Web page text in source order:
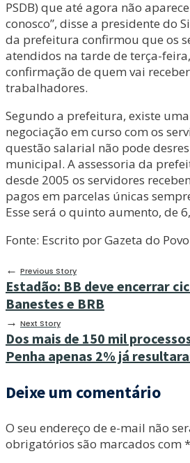
PSDB) que até agora não
conosco”, disse a presidente do
da prefeitura confirmou que os
atendidos na tarde de terça-
confirmação de quem vai
trabalhadores.
Segundo a prefeitura, existe
negociação em curso com os
questão salarial não pode
municipal. A assessoria da
desde 2005 os servidores
pagos em parcelas únicas
Esse será o quinto aumento, de
Fonte: Escrito por Gazeta do Povo
← Previous Story
Estadão: BB deve encerrar
Banestes e BRB
→ Next Story
Dos mais de 150 mil
Penha apenas 2% já
Deixe um comentário
O seu endereço de e-mail não
obrigatórios são marcados com *